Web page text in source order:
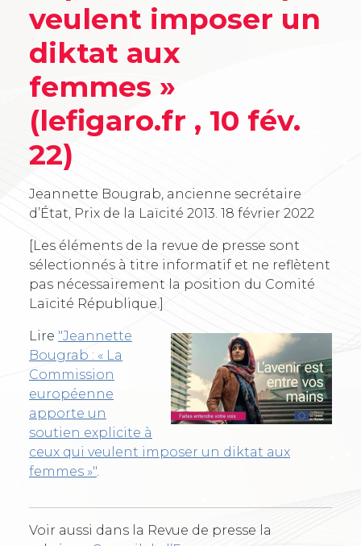
veulent imposer un
diktat aux
femmes »
(lefigaro.fr , 10 fév.
22)
Jeannette Bougrab, ancienne secrétaire
d’État, Prix de la Laïcité 2013. 18 février 2022
[Les éléments de la revue de presse sont
sélectionnés à titre informatif et ne reflètent
pas nécessairement la position du Comité
Laïcité République.]
Lire "Jeannette
Bougrab : « La
Commission
européenne
apporte un
soutien explicite à
ceux qui veulent imposer un diktat aux
femmes »"
Voir aussi dans la Revue de presse la